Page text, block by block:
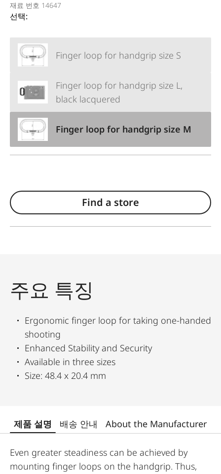
재료 번호 14647
선택:
Finger loop for handgrip size S
Finger loop for handgrip size L,
black lacquered
Finger loop for handgrip size M
Find a store
주요 특징
Ergonomic finger loop for taking one-handed
shooting
Enhanced Stability and Security
Available in three sizes
Size: 48.4 x 20.4 mm
제품 설명 배송 안내 About the Manufacturer
Even greater steadiness can be achieved by
mounting finger loops on the handgrip. Thus,